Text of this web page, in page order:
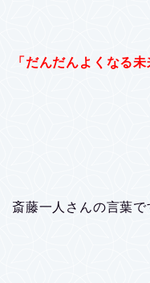
「だんだんよくなる未
斎藤一人さんの言葉